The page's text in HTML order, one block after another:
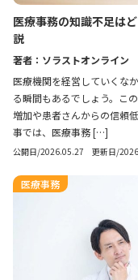
医療事務の知識不足は
説
著者：ソラストオンライン
医療機関を経営していくな
る瞬間もあるでしょう。こ
増加や患者さんからの信頼
事では、医療事務 […]
公開日/2026.05.27 更新日/
医療事務